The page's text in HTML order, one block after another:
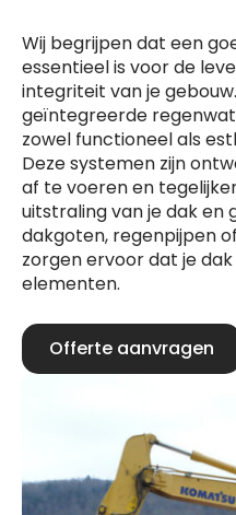
Wij begrijpen dat een
essentieel is voor de
integriteit van je
geïntegreerde
zowel functioneel als
Deze systemen zijn
af te voeren en
uitstraling van je dak en
dakgoten, regenpijpen
zorgen ervoor dat je
elementen.
Offerte aanvragen